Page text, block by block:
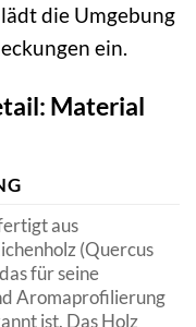
die Umgebung
ein.
Material
aus
(Quercus
für seine
Aromaprofilierung
ist. Das Holz